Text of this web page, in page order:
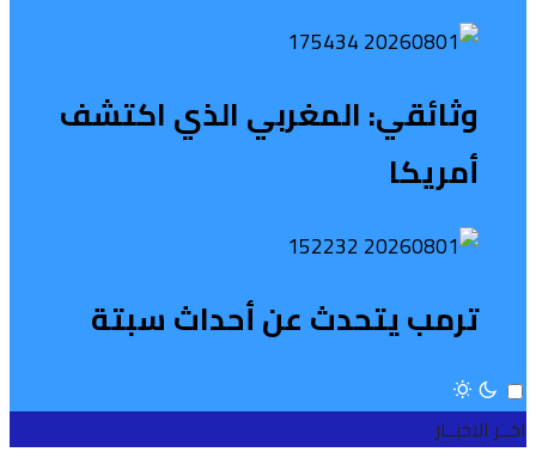
وثائقي: المغربي الذي اكتشف
أمريكا
ترمب يتحدث عن أحداث سبتة
اخــر الاخبــار